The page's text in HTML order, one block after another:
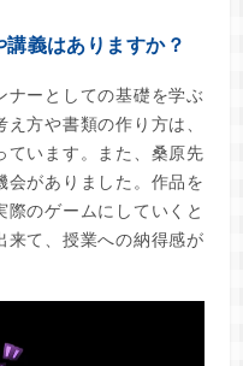
義はありますか？
ナーとしての基礎を学ぶ
方や書類の作り方は、
ています。また、桑原先
会がありました。作品を
のゲームにしていくと
来て、授業への納得感が